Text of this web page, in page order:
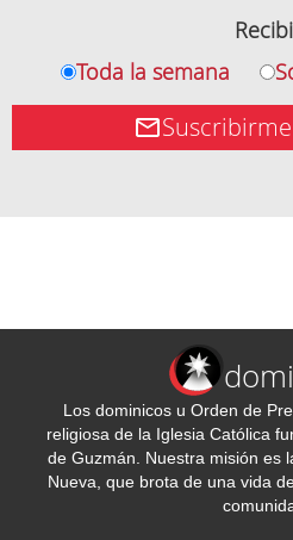
Toda la semana
Los dominicos u Orden de
religiosa de la Iglesia Católica
de Guzmán. Nuestra misión es
Nueva, que brota de una vida